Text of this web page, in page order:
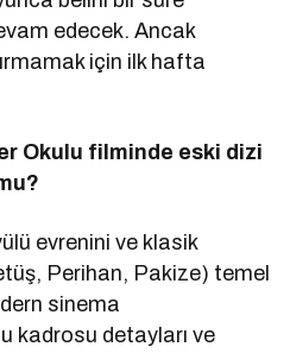
edecek. Ancak
için ilk hafta
Okulu filminde eski dizi
evrenini ve klasik
Perihan, Pakize) temel
sinema
kadrosu detayları ve